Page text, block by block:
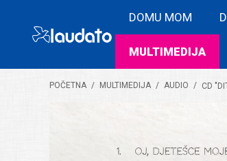
DOMU MOM
MULTIMEDIJA
POČETNA / MULTIMEDIJA / AUDIO / CD